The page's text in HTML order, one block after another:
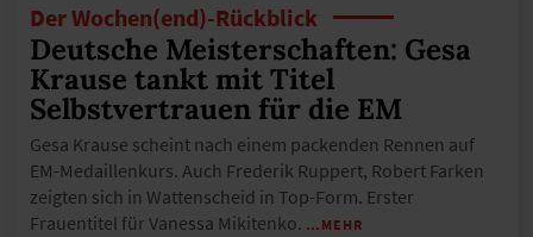
Der Wochen(end)-Rückblick
Deutsche Meisterschaften: Gesa
Krause tankt mit Titel
Selbstvertrauen für die EM
Gesa Krause scheint nach einem packenden Rennen auf
EM-Medaillenkurs. Auch Frederik Ruppert, Robert Farken
zeigten sich in Wattenscheid in Top-Form. Erster
Frauentitel für Vanessa Mikitenko. …MEHR